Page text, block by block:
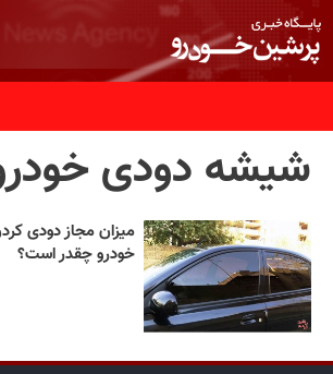
شیشه دودی
میزان مجاز دودی
خودرو چقدر است؟